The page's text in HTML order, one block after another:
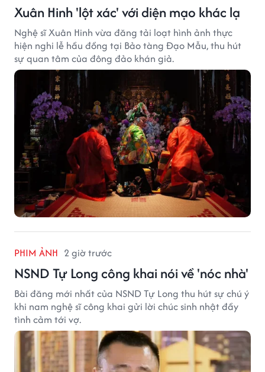
Xuân Hinh 'lột xác' với diện mạo khác lạ
Nghệ sĩ Xuân Hinh vừa đăng tải loạt hình ảnh thực
hiện nghi lễ hầu đồng tại Bảo tàng Đạo Mẫu, thu hút
sự quan tâm của đông đảo khán giả.
PHIM ẢNH 2 giờ trước
NSND Tự Long công khai nói về 'nóc nhà'
Bài đăng mới nhất của NSND Tự Long thu hút sự chú ý
khi nam nghệ sĩ công khai gửi lời chúc sinh nhật đầy
tình cảm tới vợ.